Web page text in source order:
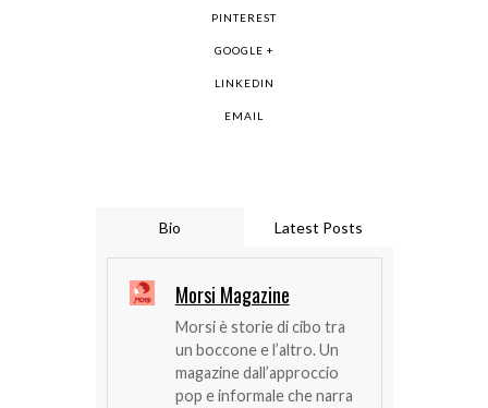
PINTEREST
GOOGLE +
LINKEDIN
EMAIL
Bio Latest Posts
Morsi Magazine
Morsi è storie di cibo tra
un boccone e l’altro. Un
magazine dall’approccio
pop e informale che narra